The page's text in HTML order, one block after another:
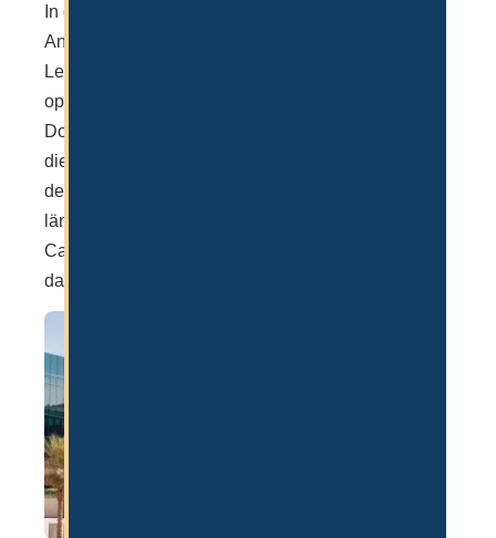
In der Regel dauert die Gründung nur 3-5 Werktage.
Anschließend erhält man die Dokumente (Unit
Lease Agreement, Gründungsurkunde, MOA und
optional Establishment Card) per Mail via
Download Link zur Verfügung gestellt. Man kann
diese bei Bedarf auch direkt bei IFZA abholen. In
der Regel dauert die Establishment Card 2-3 Tage
länger, also die Gründung selbst. Die Establishment
Card ist aber entscheidend für viele Banken und
das Einstellen von Mitarbeitern.